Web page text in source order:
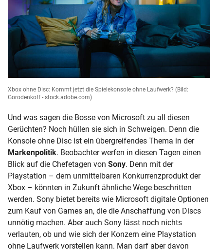
Xbox ohne Disc: Kommt jetzt die Spielekonsole ohne Laufwerk? (Bild:
Gorodenkoff - stock.adobe.com)
Und was sagen die Bosse von Microsoft zu all diesen
Gerüchten? Noch hüllen sie sich in Schweigen. Denn die
Konsole ohne Disc ist ein übergreifendes Thema in der
Markenpolitik. Beobachter werfen in diesen Tagen einen
Blick auf die Chefetagen von Sony. Denn mit der
Playstation – dem unmittelbaren Konkurrenzprodukt der
Xbox – könnten in Zukunft ähnliche Wege beschritten
werden. Sony bietet bereits wie Microsoft digitale Optionen
zum Kauf von Games an, die die Anschaffung von Discs
unnötig machen. Aber auch Sony lässt noch nichts
verlauten, ob und wie sich der Konzern eine Playstation
ohne Laufwerk vorstellen kann. Man darf aber davon